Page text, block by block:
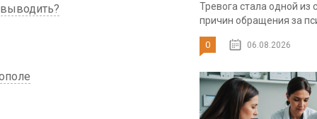
Тревога стала одной из
причин обращения за
0 06.08.2026